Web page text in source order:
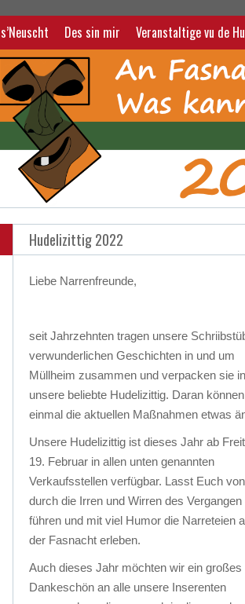
s’Neuscht Des sin mir Veranstaltige vu de
Hudelizittig 2022
Liebe Narrenfreunde,
seit Jahrzehnten tragen unsere
verwunderlichen Geschichten in und um
Müllheim zusammen und verpacken sie in
unsere beliebte Hudelizittig. Daran
einmal die aktuellen Maßnahmen etwas
Unsere Hudelizittig ist dieses Jahr ab
19. Februar in allen unten genannten
Verkaufsstellen verfügbar. Lasst Euch
durch die Irren und Wirren des Vergangen
führen und mit viel Humor die Narreteien
der Fasnacht erleben.
Auch dieses Jahr möchten wir ein großes
Dankeschön an alle unsere Inserenten